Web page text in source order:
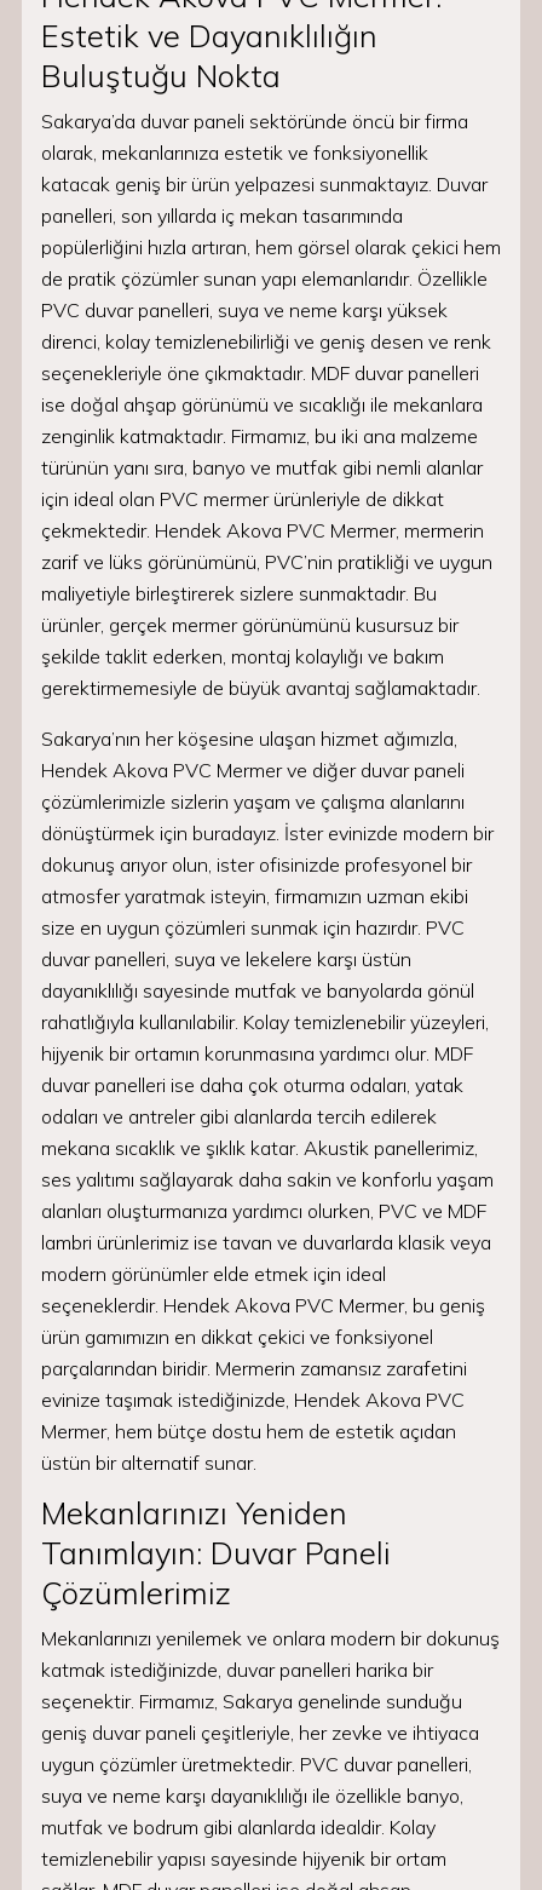
Estetik ve Dayanıklılığın
Buluştuğu Nokta
Sakarya’da duvar paneli sektöründe öncü bir firma
olarak, mekanlarınıza estetik ve fonksiyonellik
katacak geniş bir ürün yelpazesi sunmaktayız. Duvar
panelleri, son yıllarda iç mekan tasarımında
popülerliğini hızla artıran, hem görsel olarak çekici hem
de pratik çözümler sunan yapı elemanlarıdır. Özellikle
PVC duvar panelleri, suya ve neme karşı yüksek
direnci, kolay temizlenebilirliği ve geniş desen ve renk
seçenekleriyle öne çıkmaktadır. MDF duvar panelleri
ise doğal ahşap görünümü ve sıcaklığı ile mekanlara
zenginlik katmaktadır. Firmamız, bu iki ana malzeme
türünün yanı sıra, banyo ve mutfak gibi nemli alanlar
için ideal olan PVC mermer ürünleriyle de dikkat
çekmektedir. Hendek Akova PVC Mermer, mermerin
zarif ve lüks görünümünü, PVC’nin pratikliği ve uygun
maliyetiyle birleştirerek sizlere sunmaktadır. Bu
ürünler, gerçek mermer görünümünü kusursuz bir
şekilde taklit ederken, montaj kolaylığı ve bakım
gerektirmemesiyle de büyük avantaj sağlamaktadır.
Sakarya’nın her köşesine ulaşan hizmet ağımızla,
Hendek Akova PVC Mermer ve diğer duvar paneli
çözümlerimizle sizlerin yaşam ve çalışma alanlarını
dönüştürmek için buradayız. İster evinizde modern bir
dokunuş arıyor olun, ister ofisinizde profesyonel bir
atmosfer yaratmak isteyin, firmamızın uzman ekibi
size en uygun çözümleri sunmak için hazırdır. PVC
duvar panelleri, suya ve lekelere karşı üstün
dayanıklılığı sayesinde mutfak ve banyolarda gönül
rahatlığıyla kullanılabilir. Kolay temizlenebilir yüzeyleri,
hijyenik bir ortamın korunmasına yardımcı olur. MDF
duvar panelleri ise daha çok oturma odaları, yatak
odaları ve antreler gibi alanlarda tercih edilerek
mekana sıcaklık ve şıklık katar. Akustik panellerimiz,
ses yalıtımı sağlayarak daha sakin ve konforlu yaşam
alanları oluşturmanıza yardımcı olurken, PVC ve MDF
lambri ürünlerimiz ise tavan ve duvarlarda klasik veya
modern görünümler elde etmek için ideal
seçeneklerdir. Hendek Akova PVC Mermer, bu geniş
ürün gamımızın en dikkat çekici ve fonksiyonel
parçalarından biridir. Mermerin zamansız zarafetini
evinize taşımak istediğinizde, Hendek Akova PVC
Mermer, hem bütçe dostu hem de estetik açıdan
üstün bir alternatif sunar.
Mekanlarınızı Yeniden
Tanımlayın: Duvar Paneli
Çözümlerimiz
Mekanlarınızı yenilemek ve onlara modern bir dokunuş
katmak istediğinizde, duvar panelleri harika bir
seçenektir. Firmamız, Sakarya genelinde sunduğu
geniş duvar paneli çeşitleriyle, her zevke ve ihtiyaca
uygun çözümler üretmektedir. PVC duvar panelleri,
suya ve neme karşı dayanıklılığı ile özellikle banyo,
mutfak ve bodrum gibi alanlarda idealdir. Kolay
temizlenebilir yapısı sayesinde hijyenik bir ortam